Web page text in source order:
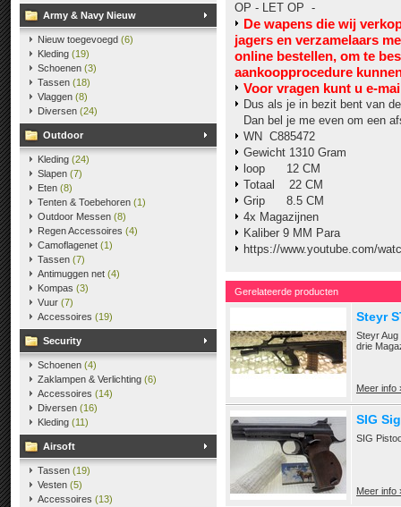
Army & Navy Nieuw
Nieuw toegevoegd (6)
Kleding (19)
Schoenen (3)
Tassen (18)
Vlaggen (8)
Diversen (24)
Outdoor
Kleding (24)
Slapen (7)
Eten (8)
Tenten & Toebehoren (1)
Outdoor Messen (8)
Regen Accessoires (4)
Camoflagenet (1)
Tassen (7)
Antimuggen net (4)
Kompas (3)
Vuur (7)
Accessoires (19)
Security
Schoenen (4)
Zaklampen & Verlichting (6)
Accessoires (14)
Diversen (16)
Kleding (11)
Airsoft
Tassen (19)
Vesten (5)
Accessoires (13)
OP - LET OP -
De wapens die wij
jagers en verzamelaars
online bestellen, om te
aankoopprocedure
Voor vragen kunt u e-
Dus als je in bezit bent van
Dan bel je me even om een
WN C885472
Gewicht 1310 Gram
loop 12 CM
Totaal 22 CM
Grip 8.5 CM
4x Magazijnen
Kaliber 9 MM Para
https://www.youtube.com/
Gerelateerde producten
Steyr
Steyr
drie
Meer info
SIG
SIG
Meer info